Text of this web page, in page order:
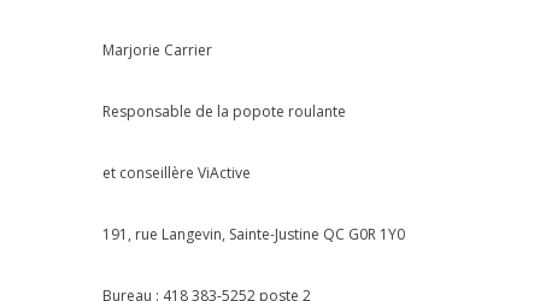
Marjorie Carrier
Responsable de la popote roulante
et conseillère ViActive
191, rue Langevin, Sainte-Justine QC G0R 1Y0
Bureau : 418 383-5252 poste 2